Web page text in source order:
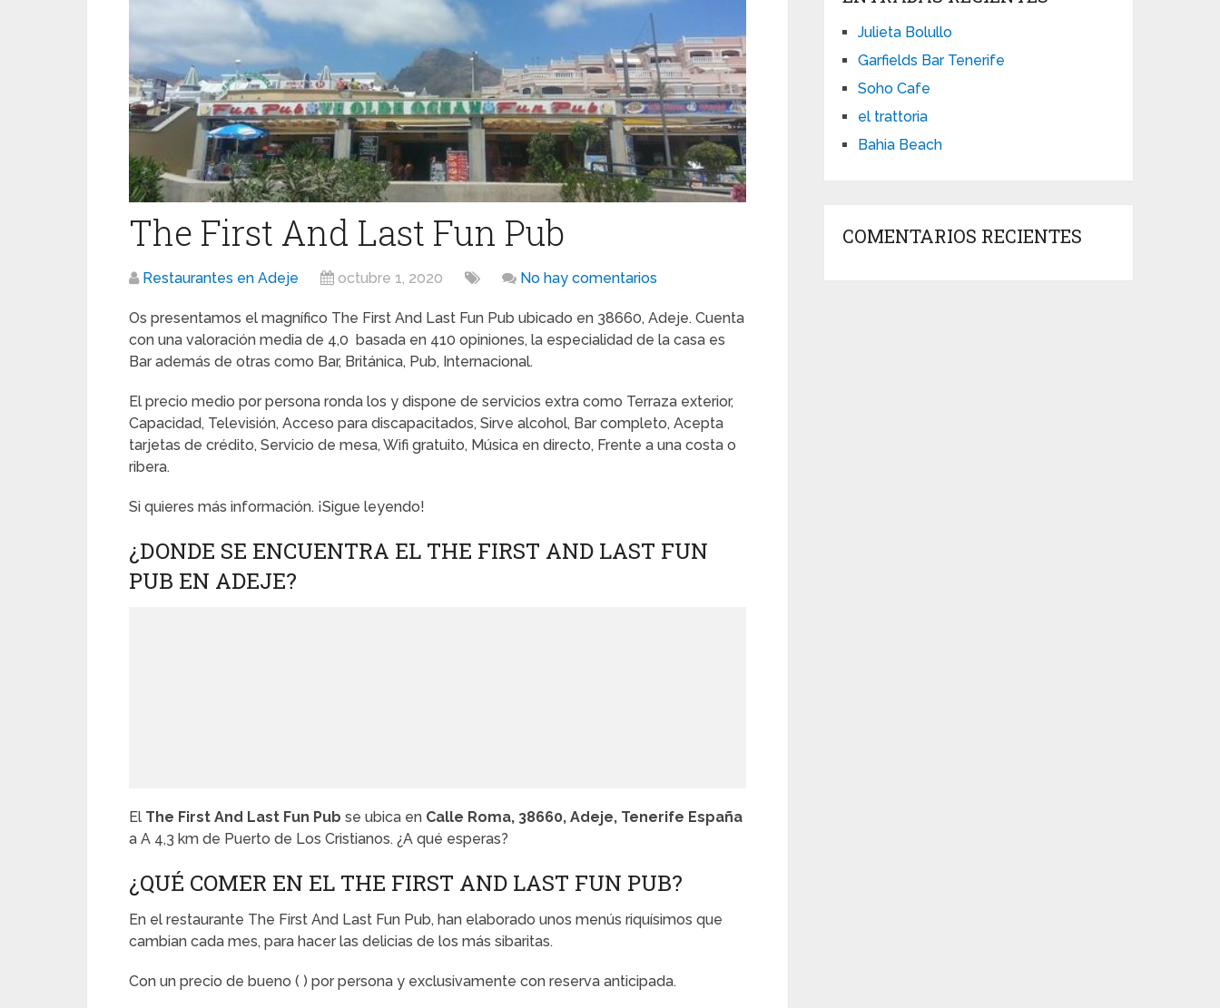
The First And Last Fun Pub
Restaurantes en Adeje octubre 1, 2020 No hay comentarios
Os presentamos el magnífico The First And Last Fun Pub ubicado en 38660, Adeje. Cuenta
con una valoración media de 4,0 basada en 410 opiniones, la especialidad de la casa es
Bar además de otras como Bar, Británica, Pub, Internacional.
El precio medio por persona ronda los y dispone de servicios extra como Terraza exterior,
Capacidad, Televisión, Acceso para discapacitados, Sirve alcohol, Bar completo, Acepta
tarjetas de crédito, Servicio de mesa, Wifi gratuito, Música en directo, Frente a una costa o
ribera.
Si quieres más información. ¡Sigue leyendo!
¿DONDE SE ENCUENTRA EL THE FIRST AND LAST FUN
PUB EN ADEJE?
El The First And Last Fun Pub se ubica en Calle Roma, 38660, Adeje, Tenerife España
a A 4,3 km de Puerto de Los Cristianos. ¿A qué esperas?
¿QUÉ COMER EN EL THE FIRST AND LAST FUN PUB?
En el restaurante The First And Last Fun Pub, han elaborado unos menús riquísimos que
cambian cada mes, para hacer las delicias de los más sibaritas.
Con un precio de bueno ( ) por persona y exclusivamente con reserva anticipada.
Julieta Bolullo
Garfields Bar Tenerife
Soho Cafe
el trattoria
Bahia Beach
COMENTARIOS RECIENTES